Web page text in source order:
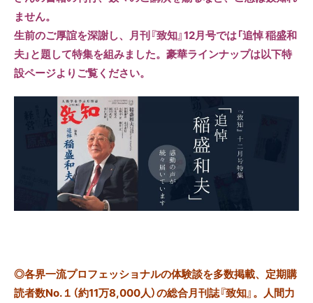
ません。
生前のご厚誼を深謝し、月刊『致知』12月号では「追悼 稲盛和
夫」と題して特集を組みました。豪華ラインナップは以下特
設ページよりご覧ください。
◎各界一流プロフェッショナルの体験談を多数掲載、定期購
読者数No.１（約11万8,000人）の総合月刊誌『致知』。人間力